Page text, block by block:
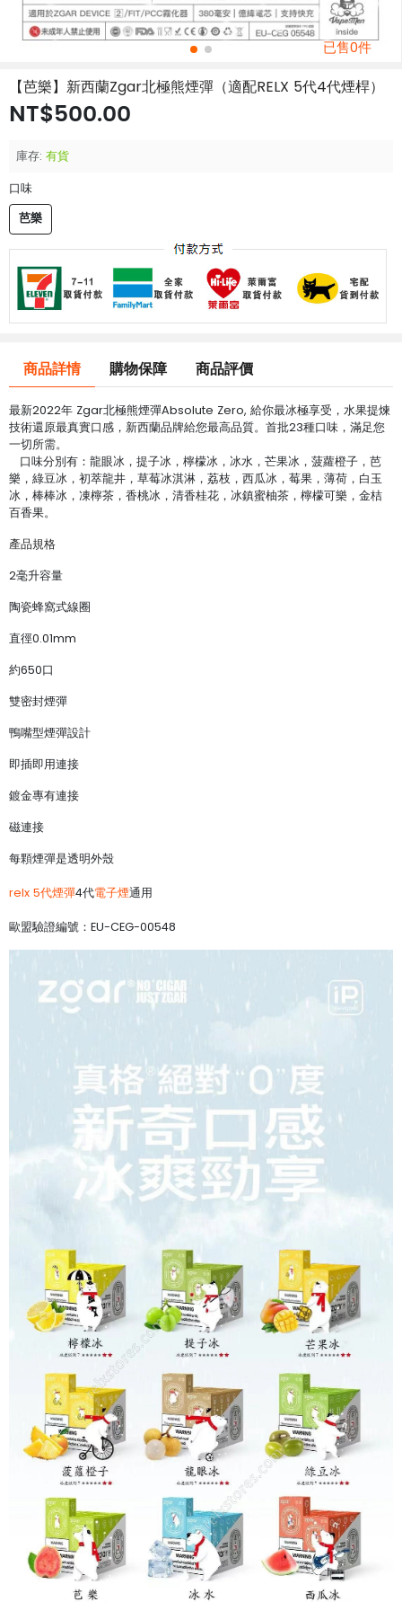
已售0件
【芭樂】新西蘭Zgar北極熊煙彈（適配RELX 5代4代煙桿）
NT$500.00
庫存: 有貨
口味
芭樂
商品詳情 購物保障 商品評價
最新2022年 Zgar北極熊煙彈Absolute Zero, 給你最冰極享受，水果提煉
技術還原最真實口感，新西蘭品牌給您最高品質。首批23種口味，滿足您
一切所需。
口味分別有：龍眼冰，提子冰，檸檬冰，冰水，芒果冰，菠蘿橙子，芭
樂，綠豆冰，初萃龍井，草莓冰淇淋，荔枝，西瓜冰，莓果，薄荷，白玉
冰，棒棒冰，凍檸茶，香桃冰，清香桂花，冰鎮蜜柚茶，檸檬可樂，金桔
百香果。
產品規格
2毫升容量
陶瓷蜂窩式線圈
直徑0.01mm
約650口
雙密封煙彈
鴨嘴型煙彈設計
即插即用連接
鍍金專有連接
磁連接
每顆煙彈是透明外殼
relx 5代煙彈4代電子煙通用
歐盟驗證編號：EU-CEG-00548